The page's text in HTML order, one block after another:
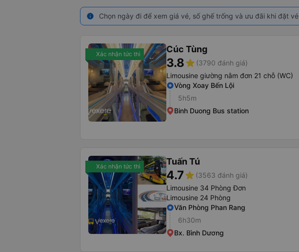
info Chọn ngày đi để xem giá vé, số ghế trống và ưu đãi khi đặt vé
Xác nhận tức thì Cúc Tùng
3.8star (3790 đánh giá)
Limousine giường nằm đơn 21 chỗ (WC)
Vòng Xoay Bến Lội
5h5m
Binh Duong Bus station
Xác nhận tức thì Tuấn Tú
4.7star (3563 đánh giá)
Limousine 34 Phòng Đơn
Limousine 24 Phòng
Văn Phòng Phan Rang
6h30m
Bx. Bình Dương